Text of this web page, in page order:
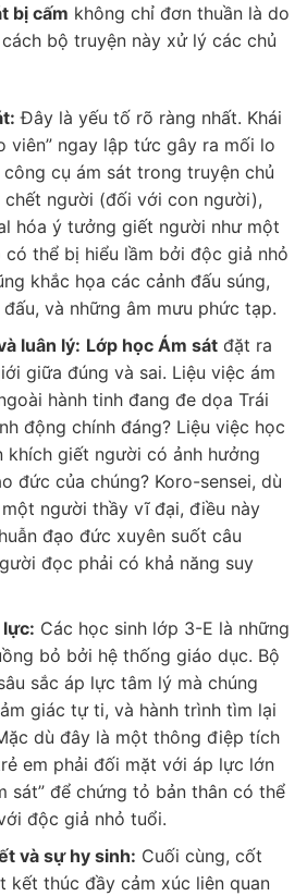
bị cấm không chỉ đơn thuần là do
bộ truyện này xử lý các chủ
Đây là yếu tố rõ ràng nhất. Khái
viên” ngay lập tức gây ra mối lo
cụ ám sát trong truyện chủ
chết người (đối với con người),
hóa ý tưởng giết người như một
có thể bị hiểu lầm bởi độc giả nhỏ
khắc họa các cảnh đấu súng,
và những âm mưu phức tạp.
luân lý: Lớp học Ám sátđặt ra
giữa đúng và sai. Liệu việc ám
hành tinh đang đe dọa Trái
động chính đáng? Liệu việc học
khích giết người có ảnh hưởng
đức của chúng? Koro-sensei, dù
người thầy vĩ đại, điều này
đạo đức xuyên suốt câu
đọc phải có khả năng suy
lực: Các học sinh lớp 3-E là những
bỏ bởi hệ thống giáo dục. Bộ
sắc áp lực tâm lý mà chúng
giác tự ti, và hành trình tìm lại
dù đây là một thông điệp tích
em phải đối mặt với áp lực lớn
sát” để chứng tỏ bản thân có thể
độc giả nhỏ tuổi.
và sự hy sinh: Cuối cùng, cốt
kết thúc đầy cảm xúc liên quan